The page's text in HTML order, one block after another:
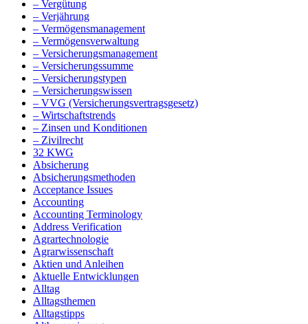
– Vergütung
– Verjährung
– Vermögensmanagement
– Vermögensverwaltung
– Versicherungsmanagement
– Versicherungssumme
– Versicherungstypen
– Versicherungswissen
– VVG (Versicherungsvertragsgesetz)
– Wirtschaftstrends
– Zinsen und Konditionen
– Zivilrecht
32 KWG
Absicherung
Absicherungsmethoden
Acceptance Issues
Accounting
Accounting Terminology
Address Verification
Agrartechnologie
Agrarwissenschaft
Aktien und Anleihen
Aktuelle Entwicklungen
Alltag
Alltagsthemen
Alltagstipps